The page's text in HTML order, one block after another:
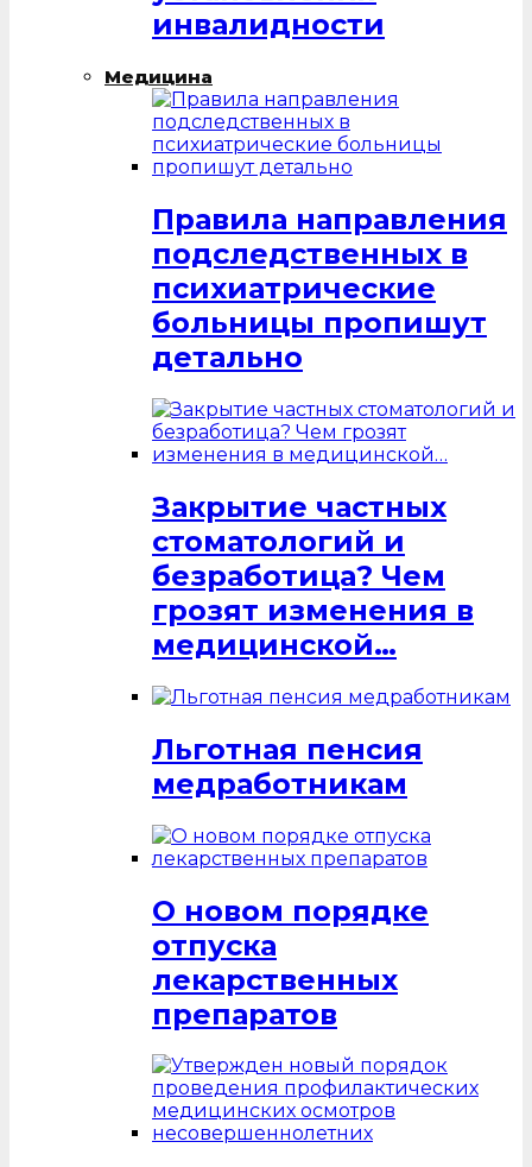
инвалидности
Медицина
Правила направления
подследственных в
психиатрические
больницы пропишут
детально
Закрытие частных
стоматологий и
безработица? Чем
грозят изменения в
медицинской…
Льготная пенсия
медработникам
О новом порядке
отпуска
лекарственных
препаратов